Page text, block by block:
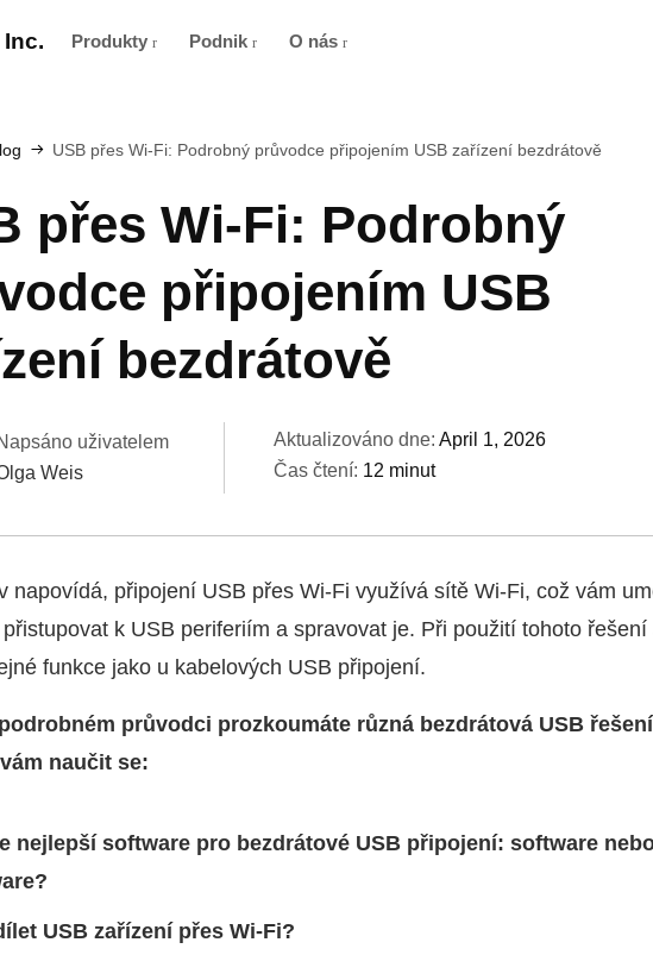
Produkty Podnik O nás
USB přes Wi‑Fi: Podrobný průvodce připojením USB zařízení bezdrátově
přes Wi‑Fi: Podrobný
připojením USB
bezdrátově
uživatelem
Weis
Aktualizováno dne: April 1, 2026
Čas čtení: 12 minut
napovídá, připojení USB přes Wi‑Fi využívá sítě Wi‑Fi, což vám
k USB periferiím a spravovat je. Při použití tohoto řešení
funkce jako u kabelových USB připojení.
průvodci prozkoumáte různá bezdrátová USB
naučit se:
nejlepší software pro bezdrátové USB připojení: software
USB zařízení přes Wi‑Fi?